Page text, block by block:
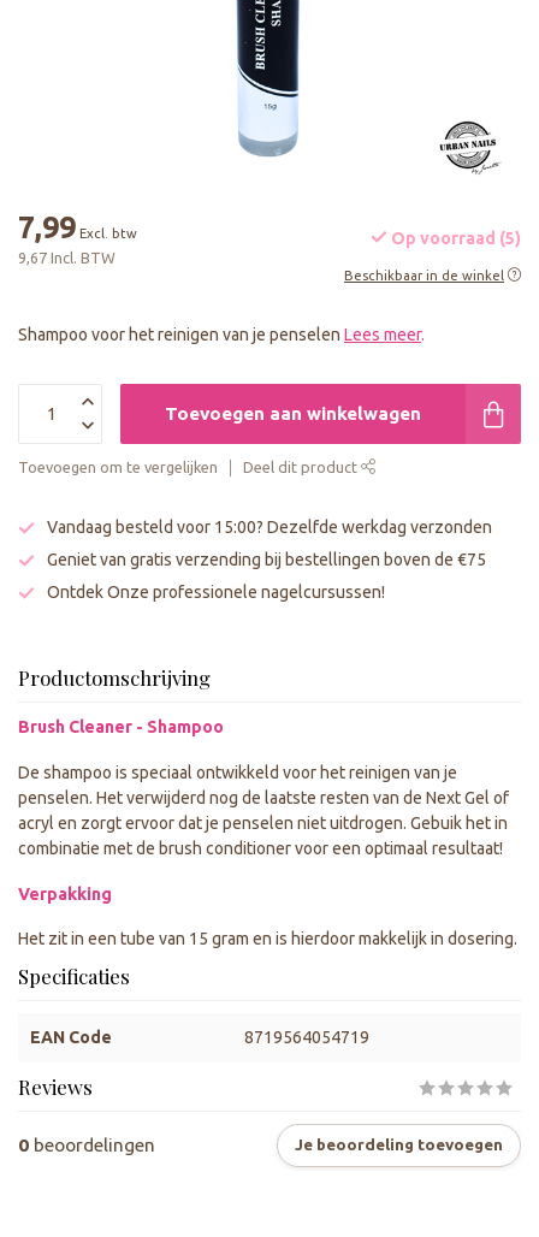
7,99 Excl. btw
9,67 Incl. BTW
Op voorraad (5)
Beschikbaar in de winkel
Shampoo voor het reinigen van je penselen Lees meer.
Toevoegen aan winkelwagen
Toevoegen om te vergelijken Deel dit product
Vandaag besteld voor 15:00? Dezelfde werkdag verzonden
Geniet van gratis verzending bij bestellingen boven de €75
Ontdek Onze professionele nagelcursussen!
Productomschrijving
Brush Cleaner - Shampoo
De shampoo is speciaal ontwikkeld voor het reinigen van je
penselen. Het verwijderd nog de laatste resten van de Next Gel of
acryl en zorgt ervoor dat je penselen niet uitdrogen. Gebuik het in
combinatie met de brush conditioner voor een optimaal resultaat!
Verpakking
Het zit in een tube van 15 gram en is hierdoor makkelijk in dosering.
Specificaties
EAN Code 8719564054719
Reviews
0 beoordelingen Je beoordeling toevoegen